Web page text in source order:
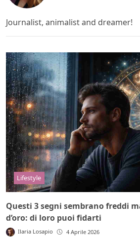
Journalist, animalist and dreamer!
Lifestyle
Questi 3 segni sembrano freddi
d’oro: di loro puoi fidarti
Ilaria Losapio 4 Aprile 2026